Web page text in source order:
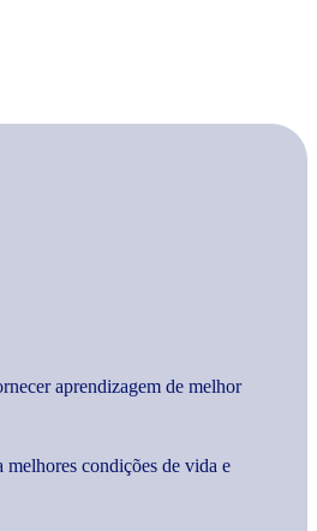
aprendizagem de melhor
melhores condições de vida e